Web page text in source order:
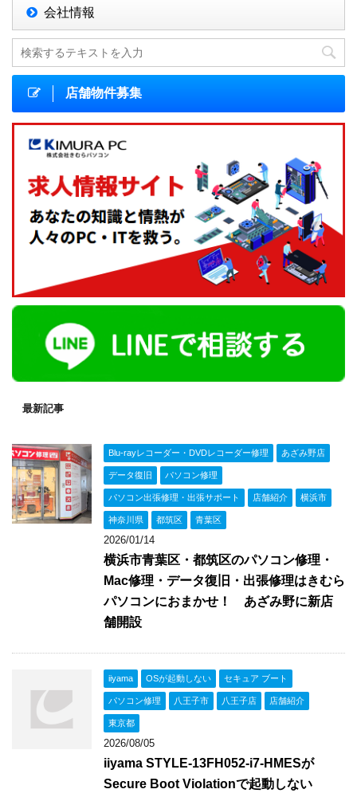
会社情報
店舗物件募集
最新記事
Blu-rayレコーダー・DVDレコーダー修理 あざみ野店
データ復旧 パソコン修理
パソコン出張修理・出張サポート 店舗紹介 横浜市
神奈川県 都筑区 青葉区
2026/01/14
横浜市青葉区・都筑区のパソコン修理・
Mac修理・データ復旧・出張修理はきむら
パソコンにおまかせ！ あざみ野に新店
舗開設
iiyama OSが起動しない セキュア ブート
パソコン修理 八王子市 八王子店 店舗紹介
東京都
2026/08/05
iiyama STYLE-13FH052-i7-HMESが
Secure Boot Violationで起動しない